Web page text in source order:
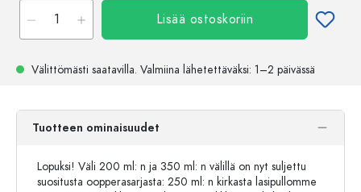
Lisää ostoskoriin
Välittömästi saatavilla. Valmiina lähetettäväksi: 1–2 päivässä
Tuotteen ominaisuudet
Lopuksi! Väli 200 ml: n ja 350 ml: n välillä on nyt suljettu
suositusta oopperasarjasta: 250 ml: n kirkasta lasipullomme